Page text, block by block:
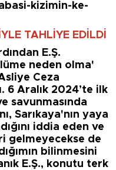
TAHLİYE EDİLDİ
E.Ş.
neden olma'
Ceza
6 Aralık 2024’te ilk
savunmasında
Sarıkaya'nın yaya
iddia eden ve
gelmeyecekse de
bilinmesini
E.Ş., konutu terk